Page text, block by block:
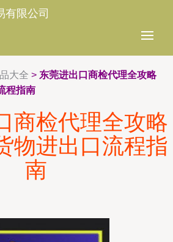
有限公司
大全 > 东莞进出口商检代理全攻略
程指南
商检代理全攻略
物进出口流程指
南